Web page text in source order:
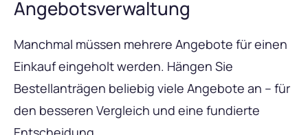
Angebotsverwaltung
Manchmal müssen mehrere Angebote für einen
Einkauf eingeholt werden. Hängen Sie
Bestellanträgen beliebig viele Angebote an – für
den besseren Vergleich und eine fundierte